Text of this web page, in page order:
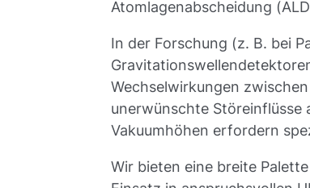
Atomlagenabscheidung
In der Forschung (z. B. bei
Wechselwirkungen
unerwünschte Störeinflüsse
Vakuumhöhen erfordern
Wir bieten eine breite